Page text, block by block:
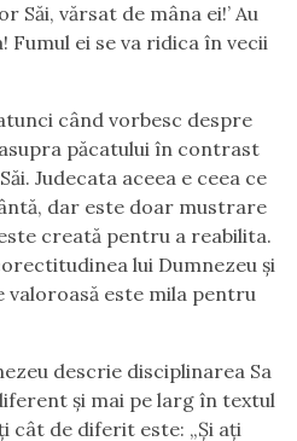
Săi, vărsat de mâna ei!’ Au
Fumul ei se va ridica în vecii
când vorbesc despre
păcatului în contrast
Judecata aceea e ceea ce
dar este doar mustrare
creată pentru a reabilita.
lui Dumnezeu și
valoroasă este mila pentru
descrie disciplinarea Sa
și mai pe larg în textul
cât de diferit este: „Și aţi